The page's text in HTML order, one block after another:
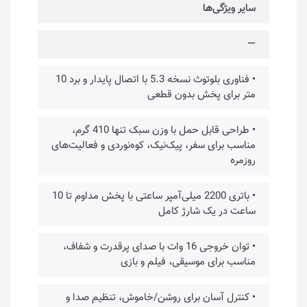
سایر ویژگی‌ها
—
• فناوری بلوتوث نسخه 5.3 با اتصال پایدار و برد 10
متر برای پخش بدون قطعی
• طراحی قابل حمل با وزن سبک تنها 410 گرم،
مناسب برای سفر، پیک‌نیک، کوه‌نوردی و فعالیت‌های
روزمره
• باتری 2200 میلی‌آمپر ساعتی با پخش مداوم تا 10
ساعت در یک شارژ کامل
• توان خروجی 16 وات با صدای پرقدرت و شفاف،
مناسب برای موسیقی، فیلم و بازی
• کنترل آسان برای روشن/خاموش، تنظیم صدا و